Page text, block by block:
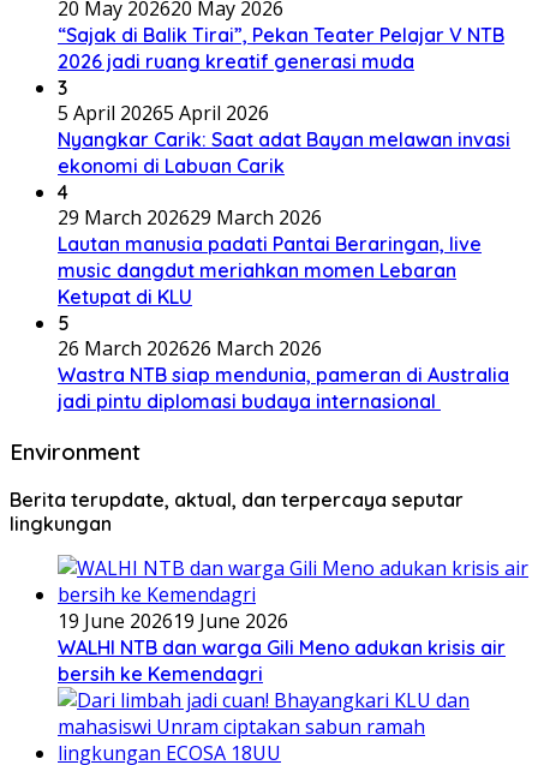
20 May 202620 May 2026
“Sajak di Balik Tirai”, Pekan Teater Pelajar V NTB
2026 jadi ruang kreatif generasi muda
3
5 April 20265 April 2026
Nyangkar Carik: Saat adat Bayan melawan invasi
ekonomi di Labuan Carik
4
29 March 202629 March 2026
Lautan manusia padati Pantai Beraringan, live
music dangdut meriahkan momen Lebaran
Ketupat di KLU
5
26 March 202626 March 2026
Wastra NTB siap mendunia, pameran di Australia
jadi pintu diplomasi budaya internasional
Environment
Berita terupdate, aktual, dan terpercaya seputar
lingkungan
19 June 202619 June 2026
WALHI NTB dan warga Gili Meno adukan krisis air
bersih ke Kemendagri